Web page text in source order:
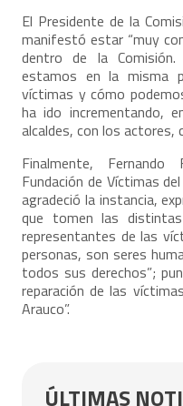
El Presidente de la
manifestó estar “muy
dentro de la
estamos en la misma
víctimas y cómo
ha ido incrementando,
alcaldes, con los actores,
Finalmente,
Fundación de Víctimas
agradeció la instancia,
que tomen las
representantes de las
personas, son seres
todos sus derechos”;
reparación de las
Arauco”.
ÚLTIMAS